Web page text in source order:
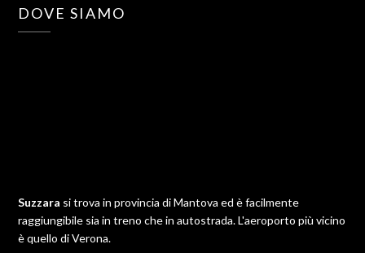
DOVE SIAMO
Suzzara si trova in provincia di Mantova ed è facilmente
raggiungibile sia in treno che in autostrada. L'aeroporto più vicino
è quello di Verona.